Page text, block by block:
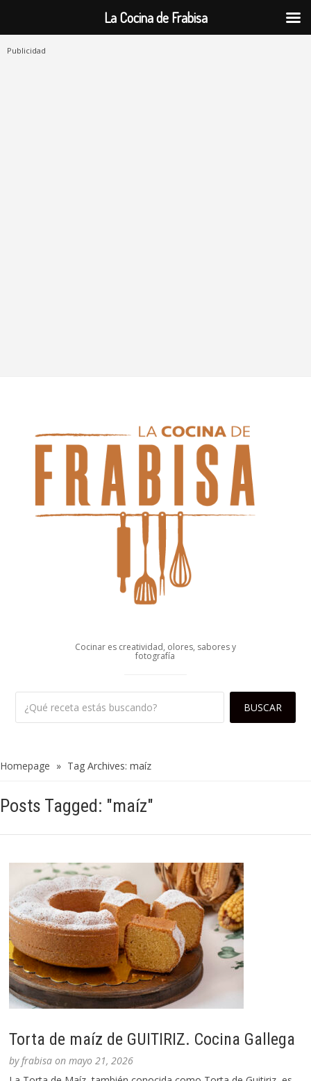
Publicidad
Cocinar es creatividad, olores, sabores y
fotografía
Homepage » Tag Archives: maíz
Posts Tagged: "maíz"
Torta de maíz de GUITIRIZ. Cocina Gallega
byfrabisa onmayo 21, 2026
La Cocina de Frabisa